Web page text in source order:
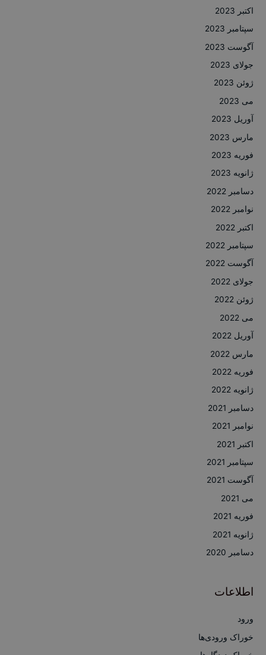
اکتبر 2023
سپتامبر 2023
آگوست 2023
جولای 2023
ژوئن 2023
می 2023
آوریل 2023
مارس 2023
فوریه 2023
ژانویه 2023
دسامبر 2022
نوامبر 2022
اکتبر 2022
سپتامبر 2022
آگوست 2022
جولای 2022
ژوئن 2022
می 2022
آوریل 2022
مارس 2022
فوریه 2022
ژانویه 2022
دسامبر 2021
نوامبر 2021
اکتبر 2021
سپتامبر 2021
آگوست 2021
می 2021
فوریه 2021
ژانویه 2021
دسامبر 2020
اطلاعات
ورود
خوراک ورودی‌ها